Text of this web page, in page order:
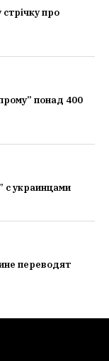
стрічку про
понад 400
с украинцами
переводят